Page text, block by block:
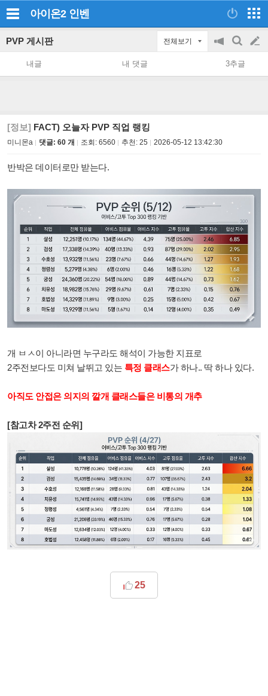
아이온2 인벤
PVP 게시판 전체보기
공
on/off
검
색
글
쓰
내글 내 댓글 3추글
[정보] FACT) 오늘자 PVP 직업 랭킹
미니몬a 댓글: 60 개 조회: 6560 추천: 25 2026-05-12 13:42:30
반박은 데이터로만 받는다.
개 ㅂㅅ이 아니라면 누구라도 해석이 가능한 지표로
2주전보다도 미쳐 날뛰고 있는 특정 클래스가 하나.. 딱 하나 있다.
아직도 안접은 의지의 깔개 클래스들은 비통의 개추
[참고차 2주전 순위]
25